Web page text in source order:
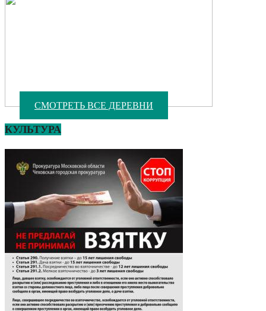
СМОТРЕТЬ ВСЕ ДЕРЕВНИ
КУЛЬТУРА